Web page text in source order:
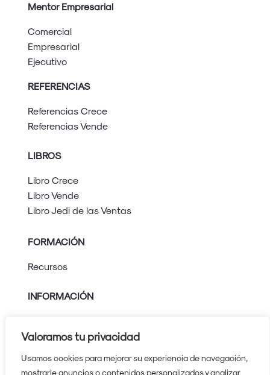
Valoramos tu privacidad
Usamos cookies para mejorar su experiencia de navegación,
mostrarle anuncios o contenidos personalizados y analizar
Mentor Empresarial
Comercial
Empresarial
Ejecutivo
REFERENCIAS
Referencias Crece
Referencias Vende
LIBROS
Libro Crece
Libro Vende
Libro Jedi de las Ventas
FORMACIÓN
Recursos
INFORMACIÓN
Política de privacidad
Protocolo contra el acoso